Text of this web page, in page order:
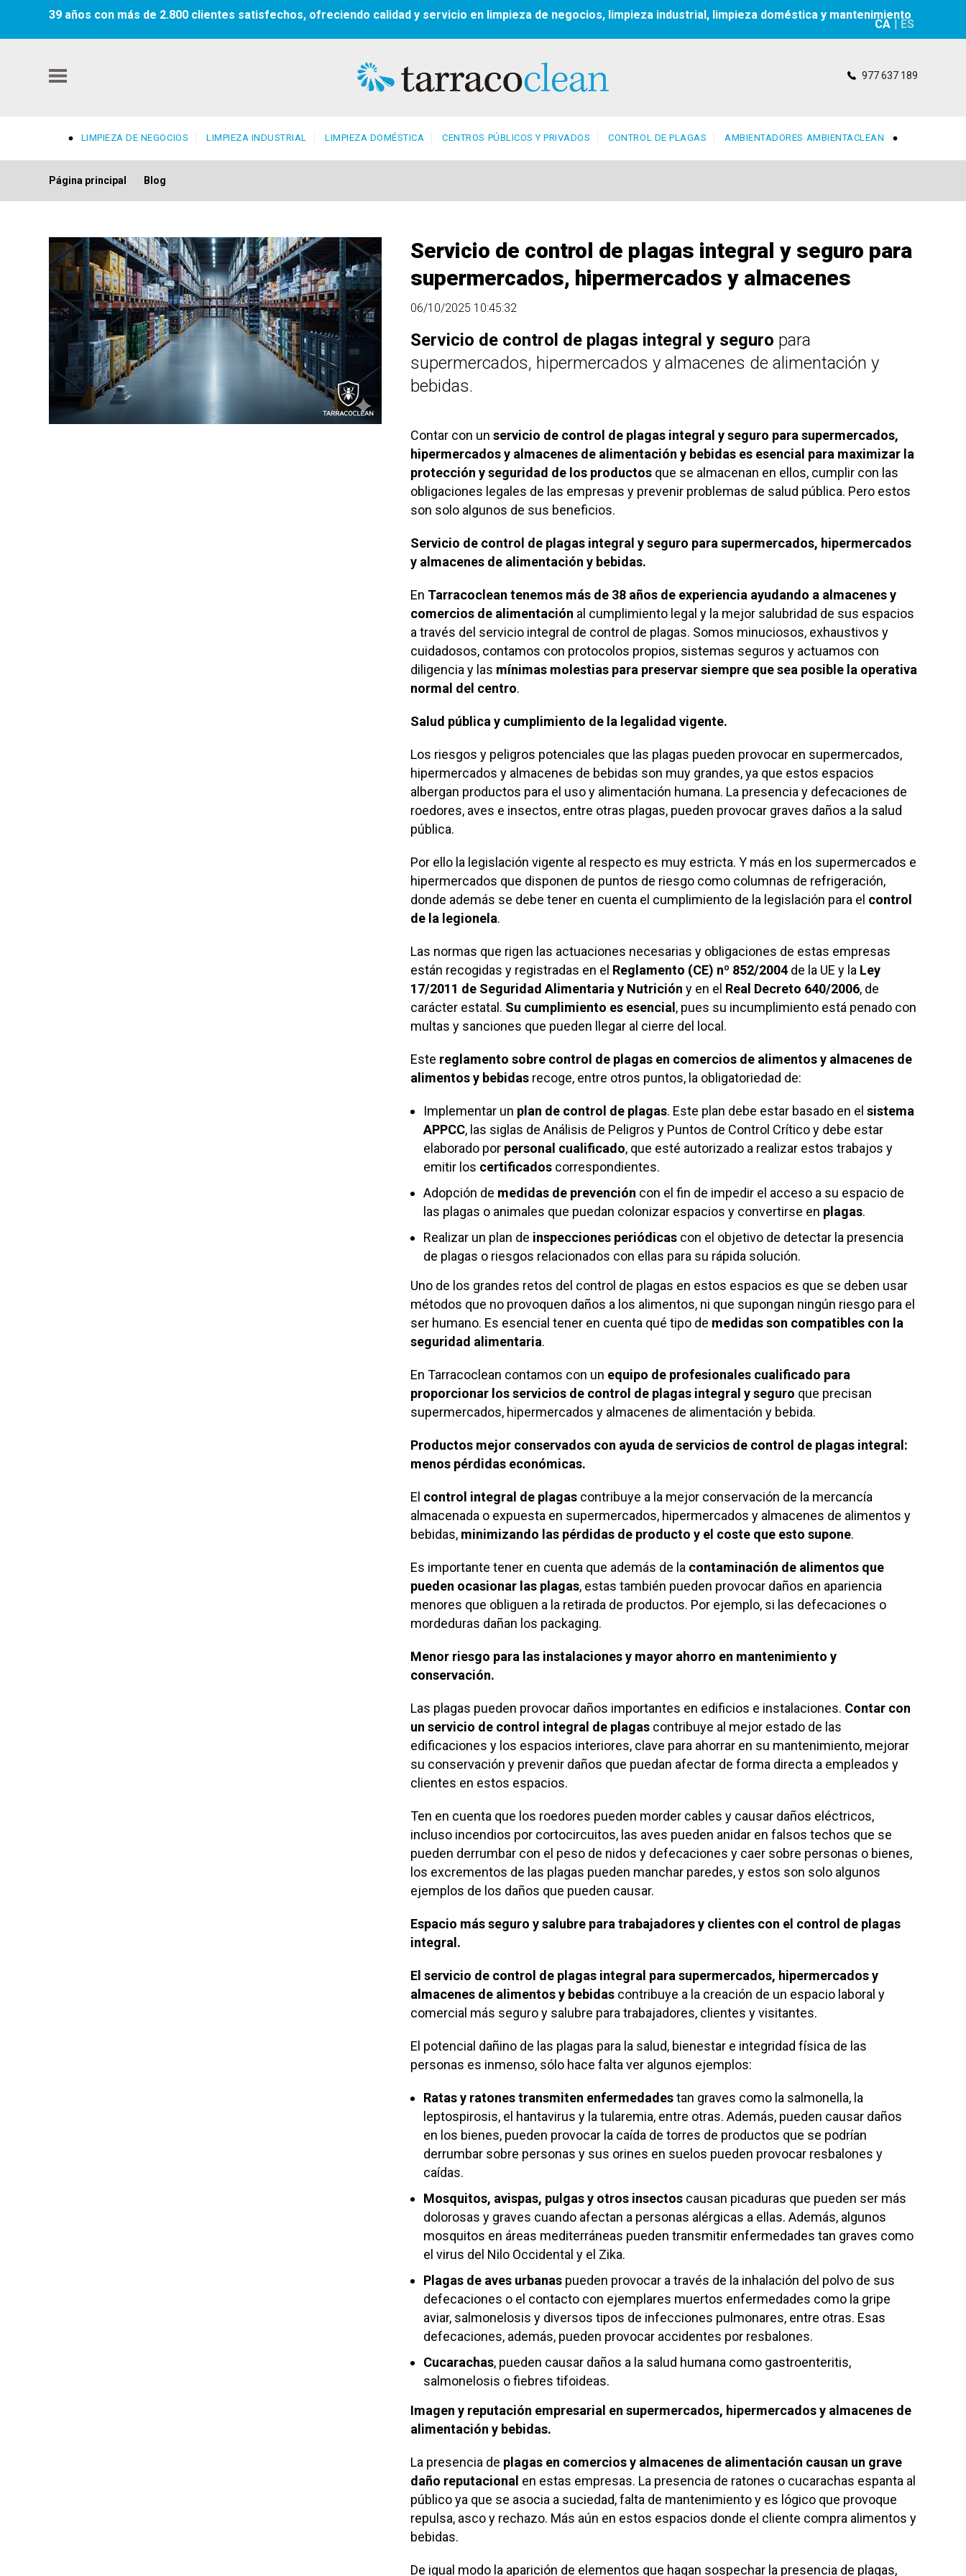
39 años con más de 2.800 clientes satisfechos, ofreciendo calidad y servicio en limpieza de negocios, limpieza industrial, limpieza doméstica y mantenimiento
CA | ES
977 637 189
LIMPIEZA DE NEGOCIOS LIMPIEZA INDUSTRIAL LIMPIEZA DOMÉSTICA CENTROS PÚBLICOS Y PRIVADOS CONTROL DE PLAGAS AMBIENTADORES AMBIENTACLEAN
Página principal Blog
Servicio de control de plagas integral y seguro para
supermercados, hipermercados y almacenes
06/10/2025 10:45:32
Servicio de control de plagas integral y seguro para
supermercados, hipermercados y almacenes de alimentación y
bebidas.
Contar con unservicio de control de plagas integral y seguro para supermercados,
hipermercados y almacenes de alimentación y bebidas es esencial para maximizar la
protección y seguridad de los productos que se almacenan en ellos, cumplir con las
obligaciones legales de las empresas y prevenir problemas de salud pública. Pero estos
son solo algunos de sus beneficios.
Servicio de control de plagas integral y seguro para supermercados, hipermercados
y almacenes de alimentación y bebidas.
En Tarracoclean tenemos más de 38 años de experiencia ayudando a almacenes y
comercios de alimentación al cumplimiento legal y la mejor salubridad de sus espacios
a través del servicio integral de control de plagas. Somos minuciosos, exhaustivos y
cuidadosos, contamos con protocolos propios, sistemas seguros y actuamos con
diligencia y las mínimas molestias para preservar siempre que sea posible la operativa
normal del centro.
Salud pública y cumplimiento de la legalidad vigente.
Los riesgos y peligros potenciales que las plagas pueden provocar en supermercados,
hipermercados y almacenes de bebidas son muy grandes, ya que estos espacios
albergan productos para el uso y alimentación humana. La presencia y defecaciones de
roedores, aves e insectos, entre otras plagas, pueden provocar graves daños a la salud
pública.
Por ello la legislación vigente al respecto es muy estricta. Y más en los supermercados e
hipermercados que disponen de puntos de riesgo como columnas de refrigeración,
donde además se debe tener en cuenta el cumplimiento de la legislación para el control
de la legionela.
Las normas que rigen las actuaciones necesarias y obligaciones de estas empresas
están recogidas y registradas en el Reglamento (CE) nº 852/2004 de la UE y la Ley
17/2011 de Seguridad Alimentaria y Nutrición y en el Real Decreto 640/2006, de
carácter estatal. Su cumplimiento es esencial , pues su incumplimiento está penado con
multas y sanciones que pueden llegar al cierre del local.
Este reglamento sobre control de plagas en comercios de alimentos y almacenes de
alimentos y bebidas recoge, entre otros puntos, la obligatoriedad de:
Implementar un plan de control de plagas. Este plan debe estar basado en elsistema
APPCC, las siglas de Análisis de Peligros y Puntos de Control Crítico y debe estar
elaborado por personal cualificado, que esté autorizado a realizar estos trabajos y
emitir los certificados correspondientes.
Adopción de medidas de prevención con el fin de impedir el acceso a su espacio de
las plagas o animales que puedan colonizar espacios y convertirse en plagas.
Realizar un plan de inspecciones periódicas con el objetivo de detectar la presencia
de plagas o riesgos relacionados con ellas para su rápida solución.
Uno de los grandes retos del control de plagas en estos espacios es que se deben usar
métodos que no provoquen daños a los alimentos, ni que supongan ningún riesgo para el
ser humano. Es esencial tener en cuenta qué tipo de medidas son compatibles con la
seguridad alimentaria.
En Tarracoclean contamos con un equipo de profesionales cualificado para
proporcionar los servicios de control de plagas integral y seguro que precisan
supermercados, hipermercados y almacenes de alimentación y bebida.
Productos mejor conservados con ayuda de servicios de control de plagas integral:
menos pérdidas económicas.
El control integral de plagas contribuye a la mejor conservación de la mercancía
almacenada o expuesta en supermercados, hipermercados y almacenes de alimentos y
bebidas, minimizando las pérdidas de producto y el coste que esto supone.
Es importante tener en cuenta que además de la contaminación de alimentos que
pueden ocasionar las plagas, estas también pueden provocar daños en apariencia
menores que obliguen a la retirada de productos. Por ejemplo, si las defecaciones o
mordeduras dañan los packaging.
Menor riesgo para las instalaciones y mayor ahorro en mantenimiento y
conservación.
Las plagas pueden provocar daños importantes en edificios e instalaciones. Contar con
un servicio de control integral de plagas contribuye al mejor estado de las
edificaciones y los espacios interiores, clave para ahorrar en su mantenimiento, mejorar
su conservación y prevenir daños que puedan afectar de forma directa a empleados y
clientes en estos espacios.
Ten en cuenta que los roedores pueden morder cables y causar daños eléctricos,
incluso incendios por cortocircuitos, las aves pueden anidar en falsos techos que se
pueden derrumbar con el peso de nidos y defecaciones y caer sobre personas o bienes,
los excrementos de las plagas pueden manchar paredes, y estos son solo algunos
ejemplos de los daños que pueden causar.
Espacio más seguro y salubre para trabajadores y clientes con el control de plagas
integral.
El servicio de control de plagas integral para supermercados, hipermercados y
almacenes de alimentos y bebidas contribuye a la creación de un espacio laboral y
comercial más seguro y salubre para trabajadores, clientes y visitantes.
El potencial dañino de las plagas para la salud, bienestar e integridad física de las
personas es inmenso, sólo hace falta ver algunos ejemplos:
Ratas y ratones transmiten enfermedadestan graves como la salmonella, la
leptospirosis, el hantavirus y la tularemia, entre otras. Además, pueden causar daños
en los bienes, pueden provocar la caída de torres de productos que se podrían
derrumbar sobre personas y sus orines en suelos pueden provocar resbalones y
caídas.
Mosquitos, avispas, pulgas y otros insectos causan picaduras que pueden ser más
dolorosas y graves cuando afectan a personas alérgicas a ellas. Además, algunos
mosquitos en áreas mediterráneas pueden transmitir enfermedades tan graves como
el virus del Nilo Occidental y el Zika.
Plagas de aves urbanas pueden provocar a través de la inhalación del polvo de sus
defecaciones o el contacto con ejemplares muertos enfermedades como la gripe
aviar, salmonelosis y diversos tipos de infecciones pulmonares, entre otras. Esas
defecaciones, además, pueden provocar accidentes por resbalones.
Cucarachas, pueden causar daños a la salud humana como gastroenteritis,
salmonelosis o fiebres tifoideas.
Imagen y reputación empresarial en supermercados, hipermercados y almacenes de
alimentación y bebidas.
La presencia de plagas en comercios y almacenes de alimentación causan un grave
daño reputacional en estas empresas. La presencia de ratones o cucarachas espanta al
público ya que se asocia a suciedad, falta de mantenimiento y es lógico que provoque
repulsa, asco y rechazo. Más aún en estos espacios donde el cliente compra alimentos y
bebidas.
De igual modo la aparición de elementos que hagan sospechar la presencia de plagas,